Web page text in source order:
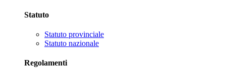
Statuto
Statuto provinciale
Statuto nazionale
Regolamenti